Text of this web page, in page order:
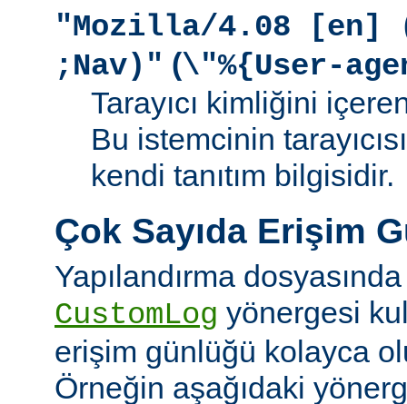
"Mozilla/4.08 [en]
;Nav)" (\"%{User-
Tarayıcı kimliğini
Bu istemcinin
kendi tanıtım bilgisidir.
Çok Sayıda Erişim
Yapılandırma
CustomLog yönergesi
erişim günlüğü kolayca
Örneğin aşağıdaki